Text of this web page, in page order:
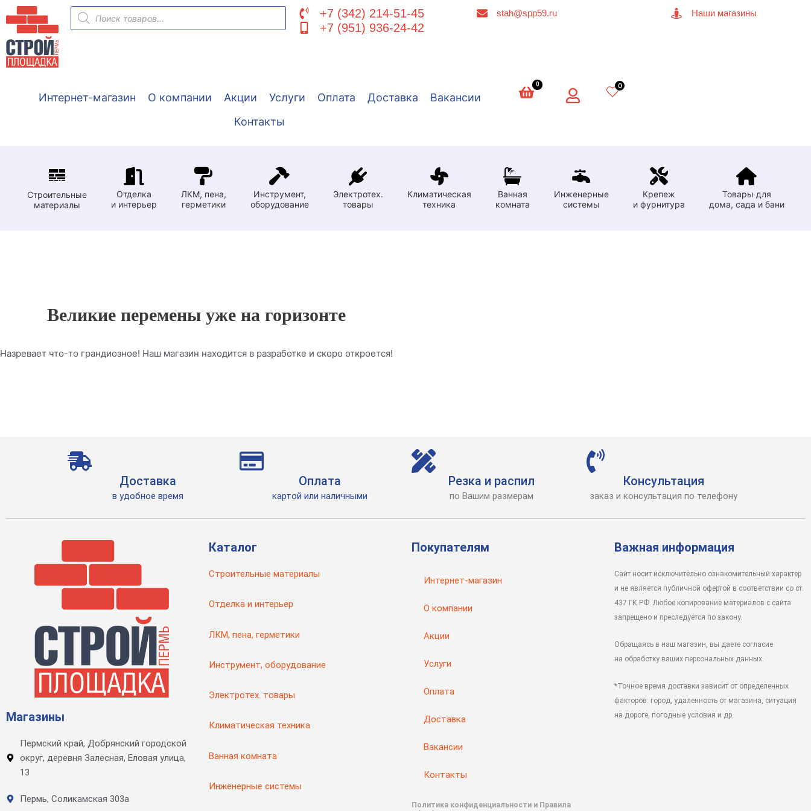
Перейти
содержимому
Поиск
товаров
+7 (342) 214-51-45
+7 (951) 936-24-42
stah@spp59.ru Наши магазины
Интернет-магазин О компании Акции Услуги Оплата Доставка
Вакансии
Контакты
0 0
Строительные
материалы
Отделка
и интерьер
ЛКМ, пена,
герметики
Инструмент,
оборудование
Электротех.
товары
Климатическая
техника
Ванная
комната
Инженерные
системы
Крепеж
и фурнитура
Товары для
дома, сада и бани
Великие перемены уже на горизонте
Назревает что-то грандиозное! Наш магазин находится в разработке и скоро откроется!
Доставка
в удобное время
Оплата
картой или наличными
Резка и распил
по Вашим размерам
Консультация
заказ и консультация по телефону
Магазины
Пермский край, Добрянский городской
округ, деревня Залесная, Еловая улица,
13
Пермь, Соликамская 303а
Каталог
Строительные материалы
Отделка и интерьер
ЛКМ, пена, герметики
Инструмент, оборудование
Электротех. товары
Климатическая техника
Ванная комната
Инженерные системы
Покупателям
Интернет-магазин
О компании
Акции
Услуги
Оплата
Доставка
Вакансии
Контакты
Политика конфиденциальности и Правила
Важная информация
Сайт носит исключительно ознакомительный характер
и не является публичной офертой в соответствии со ст.
437 ГК РФ. Любое копирование материалов с сайта
запрещено и преследуется по закону.
Обращаясь в наш магазин, вы даете согласие
на обработку ваших персональных данных.
*Точное время доставки зависит от определенных
факторов: город, удаленность от магазина, ситуация
на дороге, погодные условия и др.